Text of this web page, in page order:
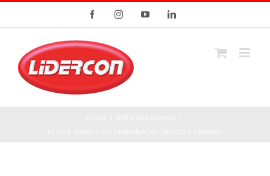
conteúdo
FacebookInstagramYouTubeLinkedIn